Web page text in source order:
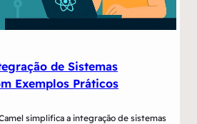
de Sistemas
Exemplos Práticos
simplifica a integração de sistemas